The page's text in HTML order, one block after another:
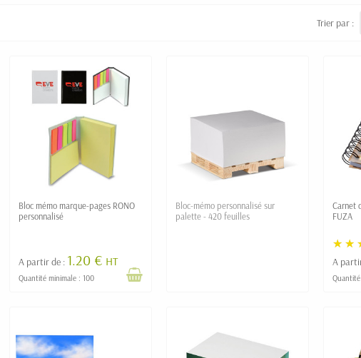
Trier par :
Bloc mémo marque-pages RONO
personnalisé
A partir de : 1.20 € HT
Quantité minimale : 100
Bloc-mémo personnalisé sur
palette - 420 feuilles
Carnet
FUZA
A